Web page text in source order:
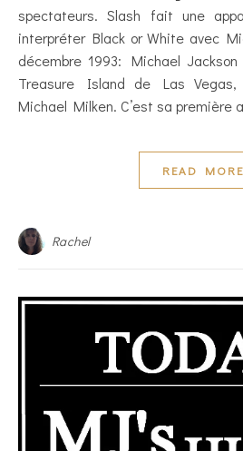
spectateurs. Slash fait une
interpréter Black or White avec
décembre 1993: Michael
Treasure Island de Las
Michael Milken. C’est sa première
READ MORE
Rachel